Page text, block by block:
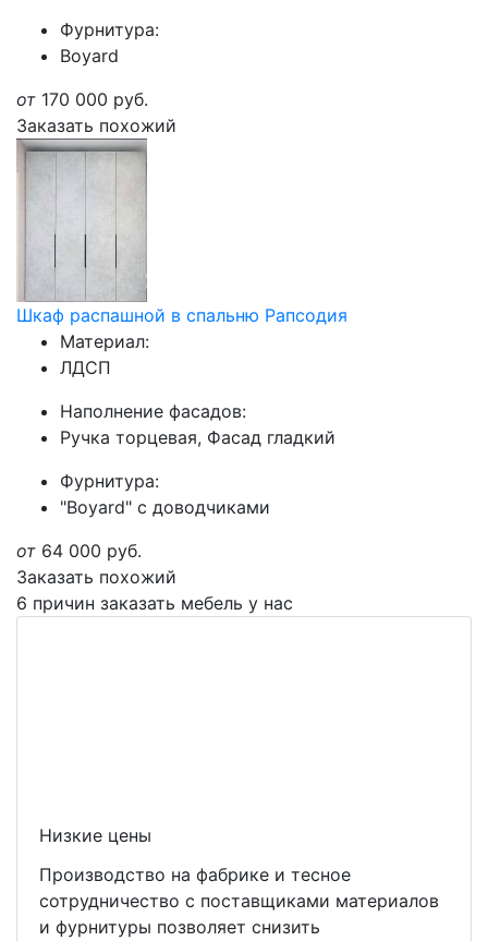
Фурнитура:
Boyard
от 170 000 руб.
Заказать похожий
Шкаф распашной в спальню Рапсодия
Материал:
ЛДСП
Наполнение фасадов:
Ручка торцевая, Фасад гладкий
Фурнитура:
"Boyard" с доводчиками
от 64 000 руб.
Заказать похожий
6 причин заказать мебель у нас
Низкие цены
Производство на фабрике и тесное
сотрудничество с поставщиками материалов
и фурнитуры позволяет снизить